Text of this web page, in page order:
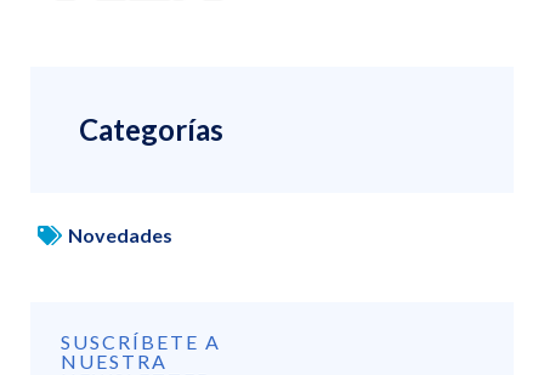
Categorías
Novedades
SUSCRÍBETE A
NUESTRA